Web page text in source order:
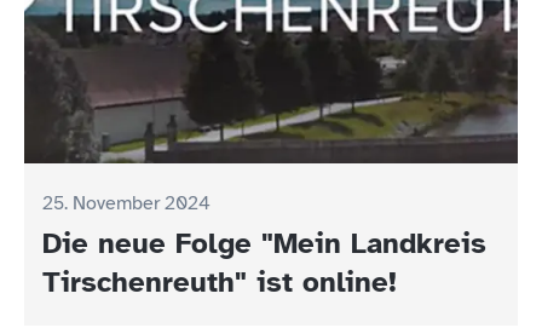
25. November 2024
Die neue Folge "Mein Landkreis
Tirschenreuth" ist online!